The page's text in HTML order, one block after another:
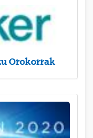
Orokorrak